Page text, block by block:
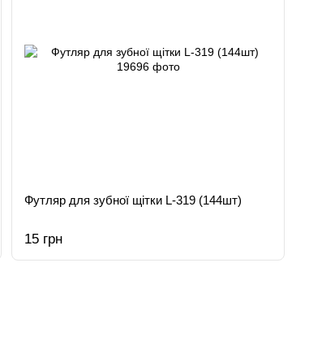
Футляр для зубної щітки L-319 (144шт)
15 грн